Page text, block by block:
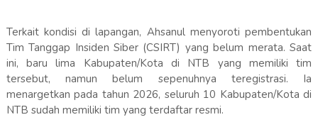
​Terkait kondisi di lapangan, Ahsanul menyoroti pembentukan
Tim Tanggap Insiden Siber (CSIRT) yang belum merata. Saat
ini, baru lima Kabupaten/Kota di NTB yang memiliki tim
tersebut, namun belum sepenuhnya teregistrasi. Ia
menargetkan pada tahun 2026, seluruh 10 Kabupaten/Kota di
NTB sudah memiliki tim yang terdaftar resmi.